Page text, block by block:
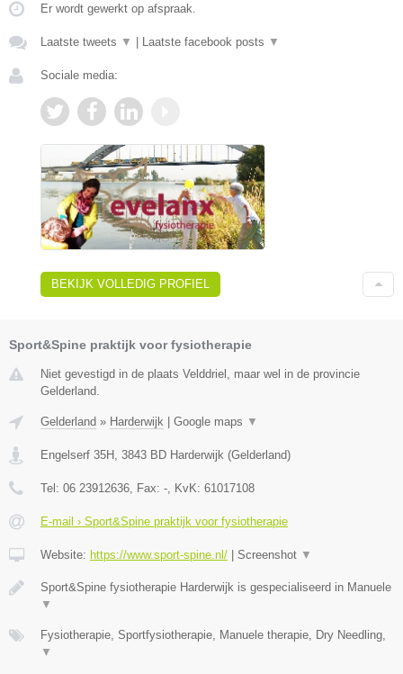
Er wordt gewerkt op afspraak.
Laatste tweets ▼ | Laatste facebook posts ▼
Sociale media:
BEKIJK VOLLEDIG PROFIEL
Sport&Spine praktijk voor fysiotherapie
Niet gevestigd in de plaats Velddriel, maar wel in de provincie
Gelderland.
Gelderland » Harderwijk | Google maps ▼
Engelserf 35H 3843 BD Harderwijk (Gelderland)
Tel: 06 23912636 , Fax: - , KvK: 61017108
E-mail › Sport&Spine praktijk voor fysiotherapie
Website: https://www.sport-spine.nl/ | Screenshot ▼
Sport&Spine fysiotherapie Harderwijk is gespecialiseerd in Manuele
▼
Fysiotherapie, Sportfysiotherapie, Manuele therapie, Dry Needling,
▼